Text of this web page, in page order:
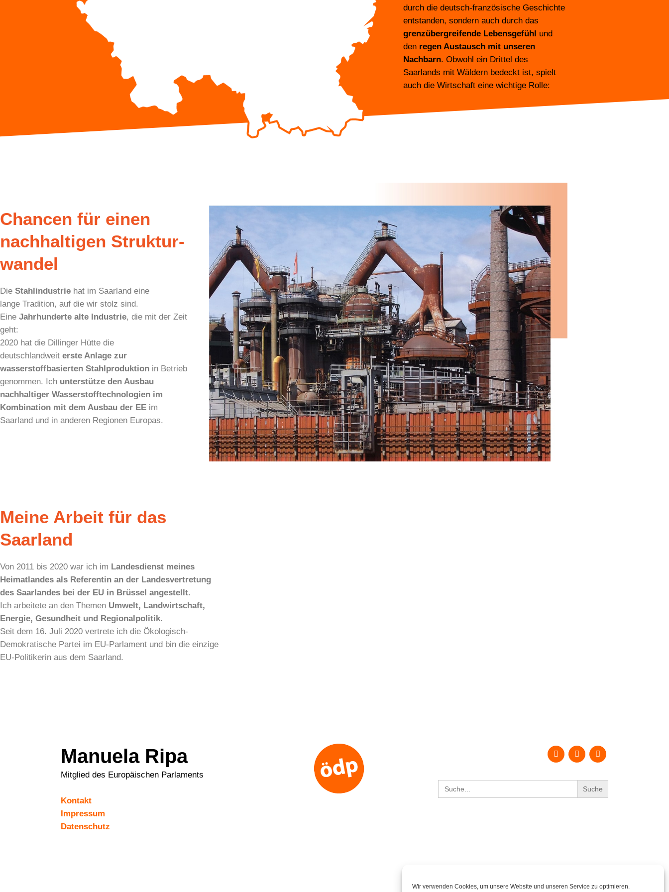
Wir verwenden Cookies, um unsere Website und unseren Service zu optimieren.
durch die deutsch-französische Geschichte
entstanden, sondern auch durch das
grenzübergreifende Lebensgefühl und
den regen Austausch mit unseren
Nachbarn. Obwohl ein Drittel des
Saarlands mit Wäldern bedeckt ist, spielt
auch die Wirtschaft eine wichtige Rolle:
Chancen für einen
nachhaltigen Struktur­
wandel
Die Stahlindustrie hat im Saarland eine
lange Tradition, auf die wir stolz sind.
Eine Jahrhunderte alte Industrie, die mit der Zeit
geht:
2020 hat die Dillinger Hütte die
deutschlandweit erste Anlage zur
wasserstoffbasierten Stahlproduktion in Betrieb
genommen. Ich unterstütze den Ausbau
nachhaltiger Wasserstofftechnologien im
Kombination mit dem Ausbau der EE im
Saarland und in anderen Regionen Europas.
Meine Arbeit für das
Saarland
Von 2011 bis 2020 war ich im Landesdienst meines
Heimatlandes als Referentin an der Landesvertretung
des Saarlandes bei der EU in Brüssel angestellt.
Ich arbeitete an den Themen Umwelt, Landwirtschaft,
Energie, Gesundheit und Regionalpolitik.
Seit dem 16. Juli 2020 vertrete ich die Ökologisch-
Demokratische Partei im EU-Parlament und bin die einzige
EU-Politikerin aus dem Saarland.
Manuela Ripa
Mitglied des Europäischen Parlaments
Kontakt
Impressum
Datenschutz
for: